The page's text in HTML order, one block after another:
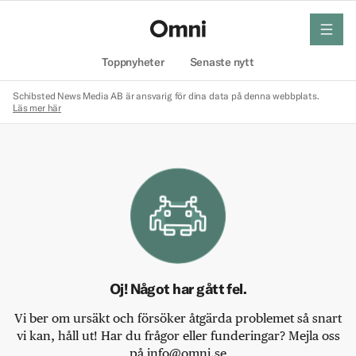
Toppnyheter Senaste nytt
meny
Schibsted News Media AB är ansvarig för dina data på denna webbplats.
Läs mer här
Oj! Något har gått fel.
Vi ber om ursäkt och försöker åtgärda problemet så snart
vi kan, håll ut! Har du frågor eller funderingar? Mejla oss